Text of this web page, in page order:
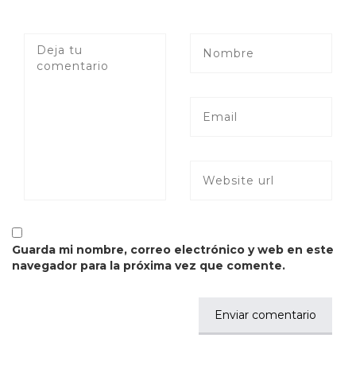
Guarda mi nombre, correo electrónico y web en este
navegador para la próxima vez que comente.